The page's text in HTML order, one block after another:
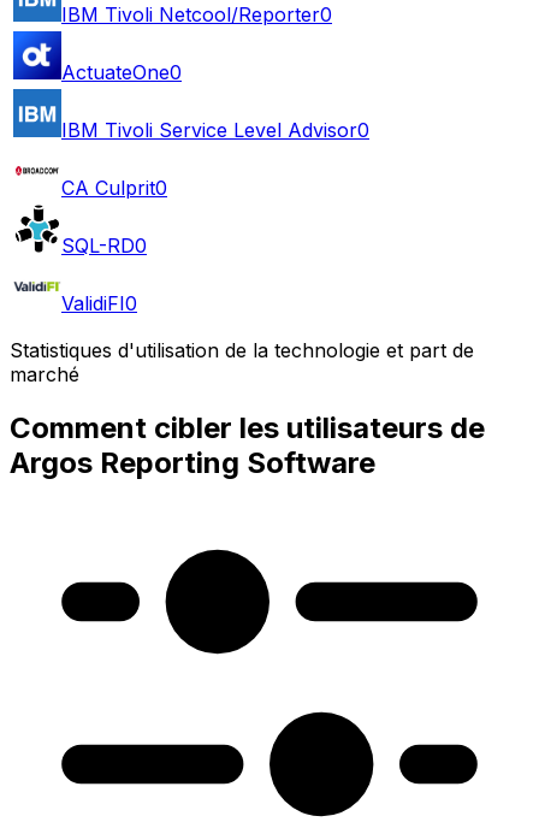
IBM Tivoli Netcool/Reporter0
ActuateOne0
IBM Tivoli Service Level Advisor0
CA Culprit0
SQL-RD0
ValidiFI0
Statistiques d'utilisation de la technologie et part de
marché
Comment cibler les utilisateurs de
Argos Reporting Software